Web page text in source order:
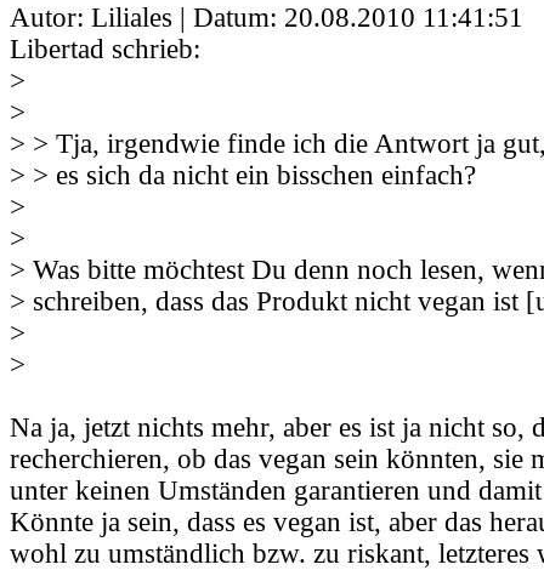
Autor: Liliales | Datum: 20.08.2010 11:41:51
Libertad schrieb:
>
>
> > Tja, irgendwie finde ich die Antwort ja
> > es sich da nicht ein bisschen einfach?
>
>
> Was bitte möchtest Du denn noch lesen,
> schreiben, dass das Produkt nicht vegan ist
>
>
Na ja, jetzt nichts mehr, aber es ist ja nicht so,
recherchieren, ob das vegan sein könnten, sie
unter keinen Umständen garantieren und
Könnte ja sein, dass es vegan ist, aber das
wohl zu umständlich bzw. zu riskant, letzteres